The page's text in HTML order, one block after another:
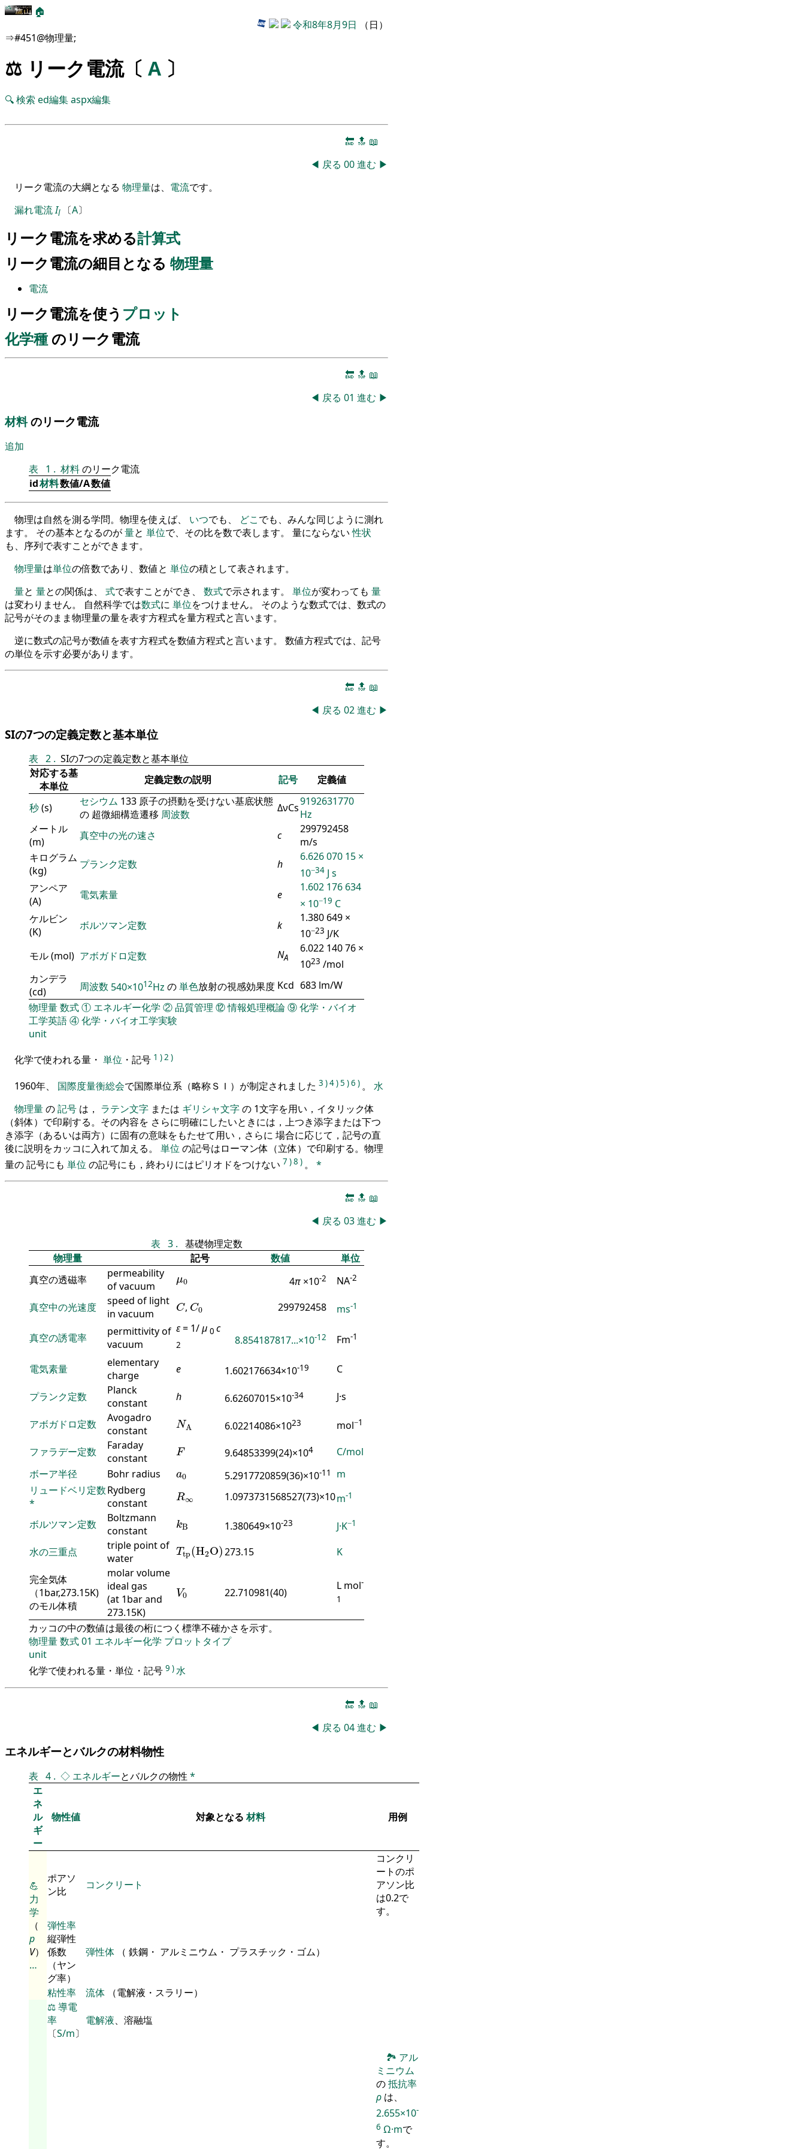
🏠
令和8年8月9日 （日）
⇒#451@物理量;
⚖️ リーク電流〔 A 〕
🔍検索 ed編集aspx編集
🔚 🔝 📖
◀ 戻る 00進む ▶
リーク電流の大綱となる 物理量は、 電流です。
漏れ電流Il〔A〕
リーク電流を求める計算式
リーク電流の細目となる 物理量
電流
リーク電流を使う プロット
化学種 のリーク電流
🔚 🔝 📖
◀ 戻る 01 進む ▶
材料のリーク電流
追加
表
1 . 材料のリーク電流
id材料数値/A数値
物理は自然を測る学問。物理を使えば、 いつでも、 どこでも、みんな同じように測れ
ます。 その基本となるのが量と 単位で、その比を数で表します。 量にならない性状
も、序列で表すことができます。
物理量は単位の倍数であり、数値と 単位の積として表されます。
量と 量との関係は、 式で表すことができ、 数式で示されます。 単位が変わっても 量
は変わりません。 自然科学では数式に 単位をつけません。 そのような数式では、数式の
記号がそのまま物理量の量を表す方程式を量方程式と言います。
逆に数式の記号が数値を表す方程式を数値方程式と言います。 数値方程式では、記号
の単位を示す必要があります。
🔚 🔝 📖
◀ 戻る 02進む ▶
SIの7つの定義定数と基本単位
表 2 . SIの7つの定義定数と基本単位
対応する基
本単位
定義定数の説明 記号 定義値
秒(s) セシウム 133 原子の摂動を受けない基底状態
の 超微細構造遷移 周波数 ΔνCs9192631770
Hz
メートル
(m)
真空中の光の速さ c
299792458
m/s
キログラム
(kg)
プランク定数 h
6.626 070 15 ×
10−34 J s
アンペア
(A)
電気素量 e
1.602 176 634
× 10−19 C
ケルビン
(K)
ボルツマン定数 k
1.380 649 ×
10−23 J/K
モル (mol) アボガドロ定数 NA
6.022 140 76 ×
1023 /mol
カンデラ
(cd)
周波数 540×1012Hz の単色放射の視感効果度 Kcd 683 lm/W
物理量数式① エネルギー化学 ②品質管理 ⑫情報処理概論⑨化学・バイオ
工学英語④化学・バイオ工学実験
unit
化学で使われる量・ 単位 ・記号 1 ) 2 )
1960年、 国際度量衡総会で国際単位系（略称ＳＩ）が制定されました 3 )4)5 )6 ) 。 水
物理量の記号 は， ラテン文字 または ギリシャ文字の 1文字を用い，イタリック体
（斜体）で印刷する。その内容を さらに明確にしたいときには，上つき添字または下つ
き添字（あるいは両方）に固有の意味をもたせて用い，さらに 場合に応じて，記号の直
後に説明をカッコに入れて加える。 単位 の記号はローマン体（立体）で印刷する。物理
量の 記号にも 単位 の記号にも，終わりにはピリオドをつけない 7 )8 ) 。 *
🔚 🔝 📖
◀ 戻る 03進む ▶
表 3 . 基礎物理定数
物理量
記号 数値
単位
真空の透磁率
permeability
of vacuum
μ0
μ0 4π ×10-2 NA-2
真空中の光速度
speed of light
in vacuum
C
C, C0
C0 299792458 ms-1
真空の誘電率
permittivity of
vacuum
ε= 1/μ 0 c
2 8.854187817...×10-12 Fm-1
電気素量
elementary
charge
e 1.602176634×10-19 C
プランク定数
Planck
constant
h 6.62607015×10-34 J·s
アボガドロ定数
Avogadro
constant
NA
NA 6.02214086×1023 mol−1
ファラデー定数
Faraday
constant
F
F 9.64853399(24)×104
C/mol
ボーア半径
Bohr radius a0
a0 5.2917720859(36)×10-11
m
リュードベリ定数
*
Rydberg
constant
R∞
R∞ 1.0973731568527(73)×10m-1
ボルツマン定数
Boltzmann
constant
kB
k 1.380649×10-23 J·K−1
水の三重点
triple point of
water
Ttp(H2O)
Ttp(H 2O)273.15 K
完全気体
（1bar,273.15K)
のモル体積
molar volume
ideal gas
(at 1bar and
273.15K)
V0
V0 22.710981(40)
L mol-
1
カッコの中の数値は最後の桁につく標準不確かさを示す。
物理量数式01 エネルギー化学 プロットタイプ
unit
化学で使われる量・単位・記号 9 )水
🔚 🔝 📖
◀ 戻る 04進む ▶
エネルギーとバルクの材料物性
表 4 . ◇ エネルギーとバルクの物性 *
エ
ネ
ル
ギ
ー
物性値 対象となる材料 用例
💪
力
学
（
p
V）
…
ポアソ
ン比
コンクリート
コンクリ
ートのポ
アソン比
は0.2で
す。
弾性率
縦弾性
係数
（ヤン
グ率）
弾性体 （ 鉄鋼・ アルミニウム・ プラスチック・ゴム）
粘性率 流体 （電解液・スラリー）
⚖️導電
率
〔S/m〕
電解液、溶融塩
🏞 アル
ミニウム
の抵抗率
ρ は、
2.655×10-
6 Ω·mで
す。